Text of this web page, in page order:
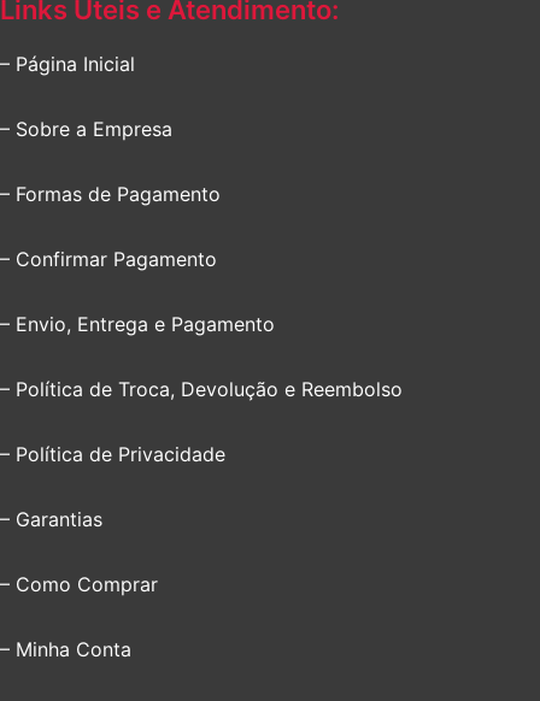
Links Úteis e Atendimento:
– Página Inicial
– Sobre a Empresa
– Formas de Pagamento
– Confirmar Pagamento
– Envio, Entrega e Pagamento
– Política de Troca, Devolução e Reembolso
– Política de Privacidade
– Garantias
– Como Comprar
– Minha Conta